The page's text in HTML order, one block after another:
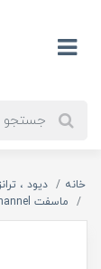
خانه دیود ،
ماسفت N-Channel